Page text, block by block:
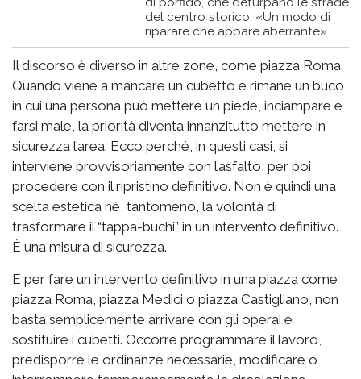
del centro storico: «Un modo di
riparare che appare aberrante»
Il discorso è diverso in altre zone, come piazza Roma.
Quando viene a mancare un cubetto e rimane un buco
in cui una persona può mettere un piede, inciampare e
farsi male, la priorità diventa innanzitutto mettere in
sicurezza l’area. Ecco perché, in questi casi, si
interviene provvisoriamente con l’asfalto, per poi
procedere con il ripristino definitivo. Non è quindi una
scelta estetica né, tantomeno, la volontà di
trasformare il “tappa-buchi” in un intervento definitivo.
È una misura di sicurezza.
E per fare un intervento definitivo in una piazza come
piazza Roma, piazza Medici o piazza Castigliano, non
basta semplicemente arrivare con gli operai e
sostituire i cubetti. Occorre programmare il lavoro,
predisporre le ordinanze necessarie, modificare o